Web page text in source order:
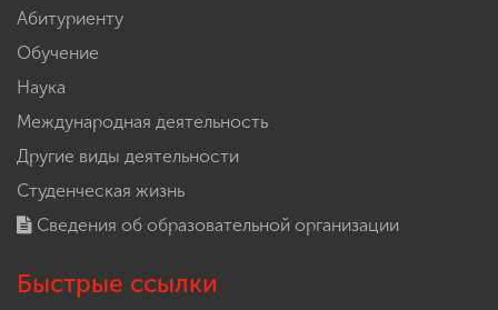
Абитуриенту
Обучение
Наука
Международная деятельность
Другие виды деятельности
Студенческая жизнь
Сведения об образовательной организации
Быстрые ссылки